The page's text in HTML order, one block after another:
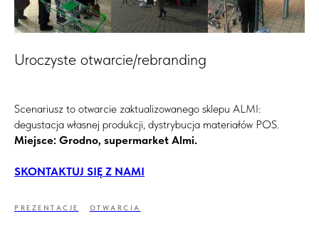
Uroczyste otwarcie/rebranding
Scenariusz to otwarcie zaktualizowanego sklepu ALMI:
degustacja własnej produkcji, dystrybucja materiałów POS.
Miejsce: Grodno, supermarket Almi.
SKONTAKTUJ SIĘ Z NAMI
PREZENTACJE OTWARCIA